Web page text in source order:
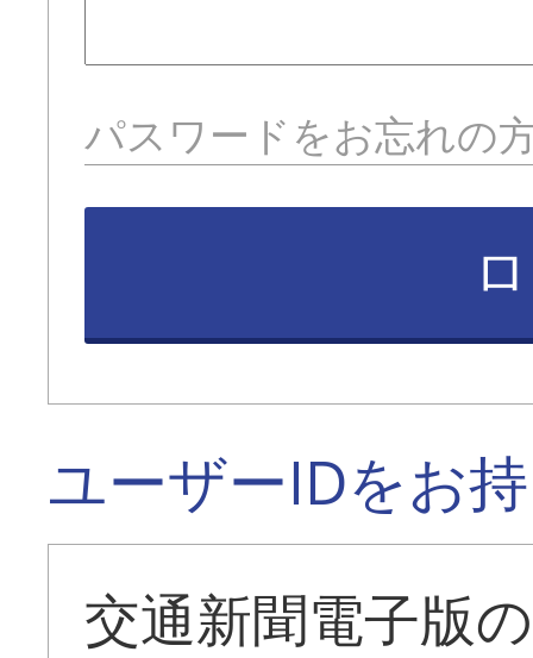
パスワードをお忘れの
ユーザーIDをお
交通新聞電子版